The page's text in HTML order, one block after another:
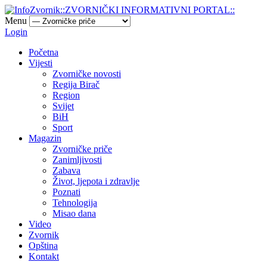
Menu
Login
Početna
Vijesti
Zvorničke novosti
Regija Birač
Region
Svijet
BiH
Sport
Magazin
Zvorničke priče
Zanimljivosti
Zabava
Život, ljepota i zdravlje
Poznati
Tehnologija
Misao dana
Video
Zvornik
Opština
Kontakt